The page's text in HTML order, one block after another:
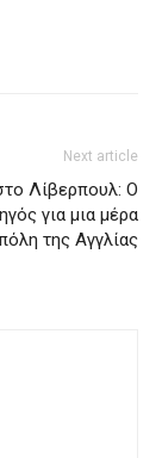
Next article
Λίβερπουλ: Ο
για μια μέρα
της Αγγλίας